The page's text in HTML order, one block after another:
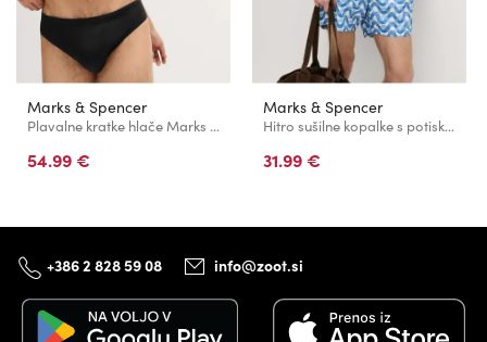
Marks & Spencer
Plavalne kratke hlače Marks & Spencer črna
54.99 €
Marks & Spencer
Hitro sušilne kopalke s potiskom Marks & Spencer modra
31.99 €
+386 2 828 59 08 info@zoot.si